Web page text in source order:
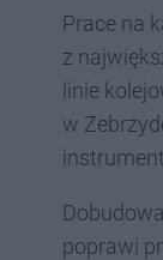
Prace na
z
linie
w
poprawi